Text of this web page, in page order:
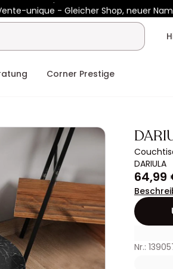
unique - Gleicher Shop, neuer
Vente-unique-Produkte Noch:00t
Corner Prestige
DARIULA
64,99
Nr.: